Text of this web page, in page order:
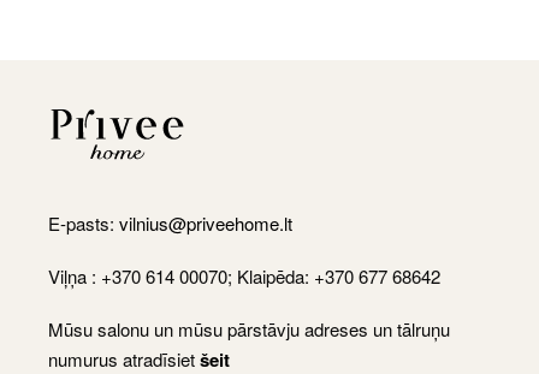
E-pasts: vilnius@priveehome.lt
Viļņa : +370 614 00070; Klaipēda: +370 677 68642
Mūsu salonu un mūsu pārstāvju adreses un tālruņu
numurus atradīsietšeit